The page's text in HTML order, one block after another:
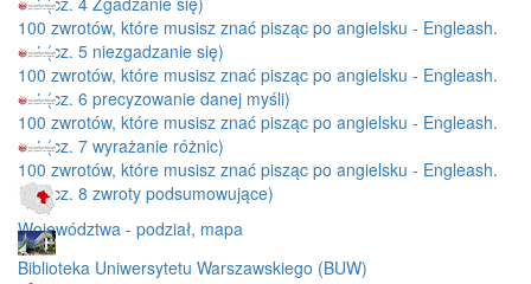
100 zwrotów, które musisz znać pisząc po angielsku - Engleash.
net (cz. 5 niezgadzanie się)
100 zwrotów, które musisz znać pisząc po angielsku - Engleash.
net (cz. 6 precyzowanie danej myśli)
100 zwrotów, które musisz znać pisząc po angielsku - Engleash.
net (cz. 7 wyrażanie różnic)
100 zwrotów, które musisz znać pisząc po angielsku - Engleash.
net (cz. 8 zwroty podsumowujące)
Województwa - podział, mapa
Biblioteka Uniwersytetu Warszawskiego (BUW)